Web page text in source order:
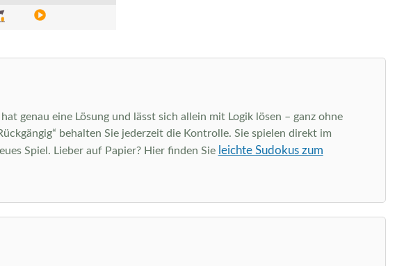
genau eine Lösung und lässt sich allein mit Logik lösen – ganz ohne
behalten Sie jederzeit die Kontrolle. Sie spielen direkt im
Spiel. Lieber auf Papier? Hier finden Sie leichte Sudokus zum